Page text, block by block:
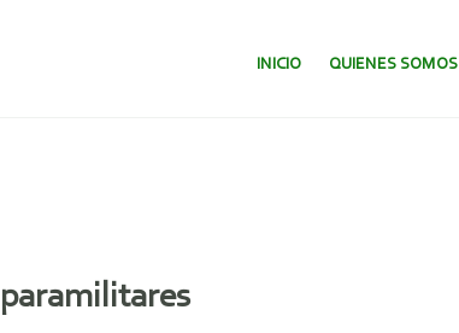
SALTAR AL CONTENIDO.
INICIO QUIENES SOMOS